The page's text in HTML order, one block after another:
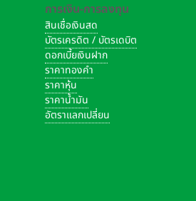
ารให้บริการธุรกิจ Non-Oil ในไตรมาส
บาทเติบโต 22.1% YoY แต่ลดลงเล็ก
ธุรกิจกาแฟพันธุ์ไทย โดยมีรายได้จาก
ยู่ที่ 1,766 ล้านบาท เพิ่มขึ้น 84.1%
รงขับเคลื่อนหลักจากการขยายสาขา
ฒนาแบรนด์ในเชิงคุณภาพ โดยจำนวน
รมาส มีจำนวนสาขาอยู่ที่ 2,308 สาขา
เป็น 832 สาขา เทียบเท่ากับอัตราการ
าต่อวัน และเพิ่มขึ้น 7.3% QoQ หรือ
การเงิน-การลงทุน
สินเชื่อเงินสด
บัตรเครดิต / บัตรเดบิต
ดอกเบี้ยเงินฝาก
ราคาทองคำ
ราคาหุ้น
ราคาน้ำมัน
อัตราแลกเปลี่ยน